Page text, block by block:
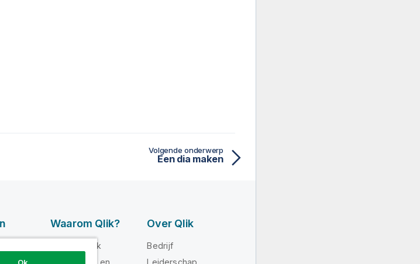
Volgende onderwerp
Een dia maken
Waarom Qlik?
Waarom Qlik
Vertrouwen en
Over Qlik
Bedrijf
Leiderschap